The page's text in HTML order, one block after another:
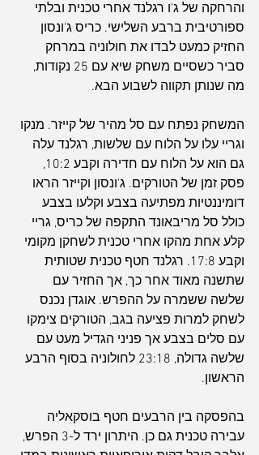
והרחקה של ג'ו רגלנד אחרי טכנית ובלתי
ספורטיבית ברבע השלישי. כריס ג'ונסון
החזיק כמעט לבדו את חולוניה במרחק
סביר כשסיים משחק שיא עם 25 נקודות,
מה שנותן תקווה לשבוע הבא.
המשחק נפתח עם סל מהיר של קייזר. מנקו
וגריי עלו על הלוח עם שלשות, רגלנד עלה
גם הוא על הלוח עם חדירה וקבע 10:2,
פסק זמן של הטורקים. ג'ונסון וקייזר הראו
דומיננטיות מפתיעה בצבע וקלעו בצבע
כולל סל מריבאונד התקפה של כריס, גריי
קלע אחת מהקו אחרי טכנית לשחקן מקומי
וקבע 17:8. רגלנד חטף טכנית שטותית
שתשנה מאוד אחר כך, אך החזיר עם
שלשה ששמרה על ההפרש. אוגדן נכנס
לשחק למרות פציעה בגב, הטורקים צימקו
עם סלים בצבע אך פניני הגדיל מעט עם
שלשה גדולה, 23:18 לחולוניה בסוף הרבע
הראשון.
בהפסקה בין הרבעים חטף בוסקאליה
עבירה טכנית גם כן. היתרון ירד ל-3 הפרש,